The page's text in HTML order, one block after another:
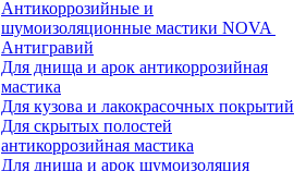
Антикоррозийные и
шумоизоляционные мастики NOVA
Антигравий
Для днища и арок антикоррозийная
мастика
Для кузова и лакокрасочных покрытий
Для скрытых полостей
антикоррозийная мастика
Для днища и арок шумоизоляция